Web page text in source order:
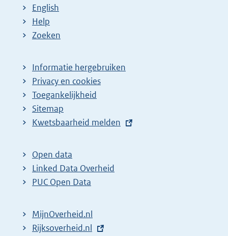
English
Help
Zoeken
Informatie hergebruiken
Privacy en cookies
Toegankelijkheid
Sitemap
E
t
e
r
l
i
Kwetsbaarheid melden
Open data
Linked Data Overheid
PUC Open Data
MijnOverheid.nl
E
Rijksoverheid.nl